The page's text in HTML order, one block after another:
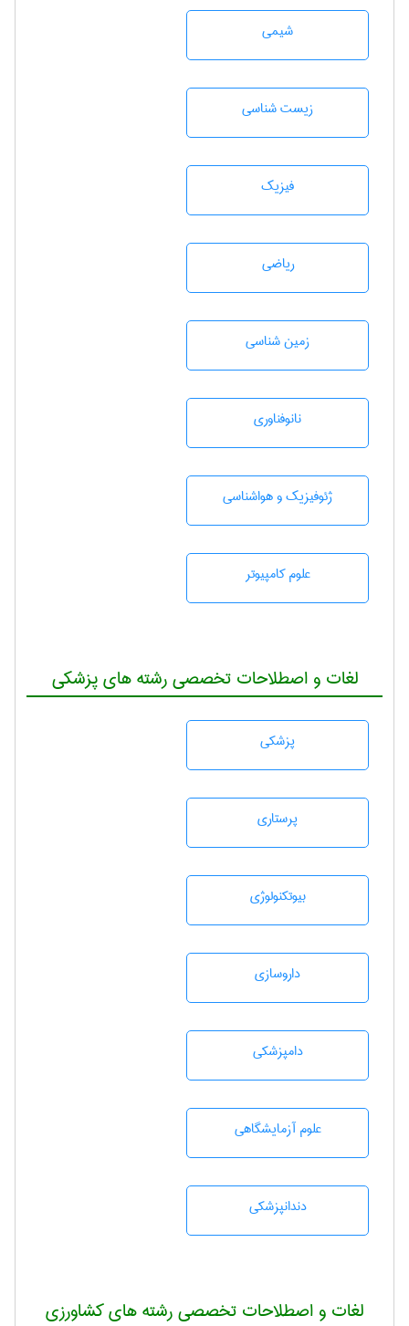
شيمی
زيست شناسی
فیزیک
رياضی
زمين شناسی
نانوفناوری
ژئوفيزيك و هواشناسی
علوم کامپیوتر
لغات و اصطلاحات تخصصی رشته های پزشکی
پزشكی
پرستاری
بيوتكنولوژی
داروسازی
دامپزشكی
علوم آزمايشگاهی
دندانپزشكی
لغات و اصطلاحات تخصصی رشته های کشاورزی